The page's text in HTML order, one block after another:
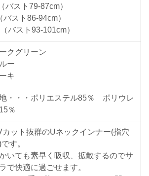
バスト79-87cm）
バスト86-94cm）
（バスト93-101cm）
クグリーン
ー
キ
・・・ポリエステル85％ ポリウレ
％
カット抜群のUネックインナー(指穴
す。
いても素早く吸収、拡散するのでサ
で快適に過ごせます。